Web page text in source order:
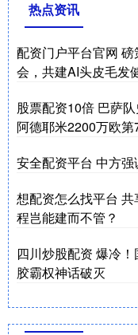
热点资讯
配资门户平台官网
会，共建AI头皮毛发
股票配资10倍 巴萨
阿德耶米2200万欧第
安全配资平台 中方
想配资怎么找平台
程岂能建而不管？
四川炒股配资 爆冷
胶霸权神话破灭